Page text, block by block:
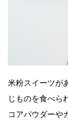
米粉スイーツが
じものを食べら
コアパウダーや